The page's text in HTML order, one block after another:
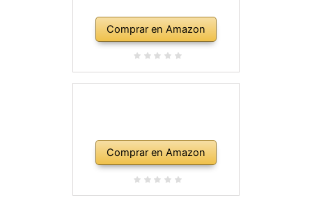
Comprar en Amazon
Comprar en Amazon